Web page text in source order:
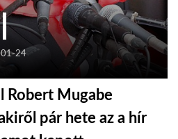
24
Robert Mugabe
pár hete az a hír